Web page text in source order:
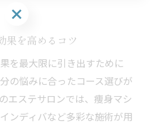
果を高めるコツ
を最大限に引き出すために
の悩みに合ったコース選びが
エステサロンでは、痩身マシ
ンディバなど多彩な施術が用
わせはこちら